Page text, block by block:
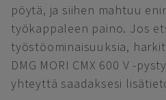
pöytä, ja siihen mahtuu
työkappaleen paino. Jos
työstöominaisuuksia,
DMG MORI CMX 600 V -
yhteyttä saadaksesi